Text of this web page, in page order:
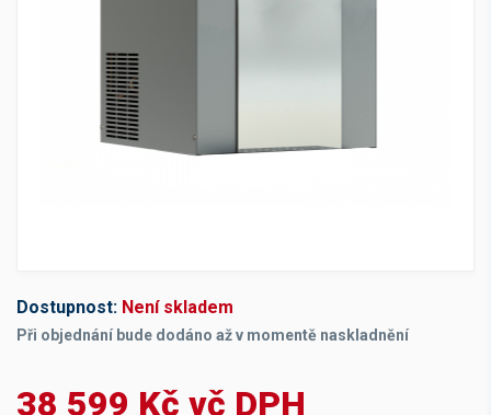
Dostupnost: Není skladem
Při objednání bude dodáno až v momentě naskladnění
38 599 Kč vč DPH